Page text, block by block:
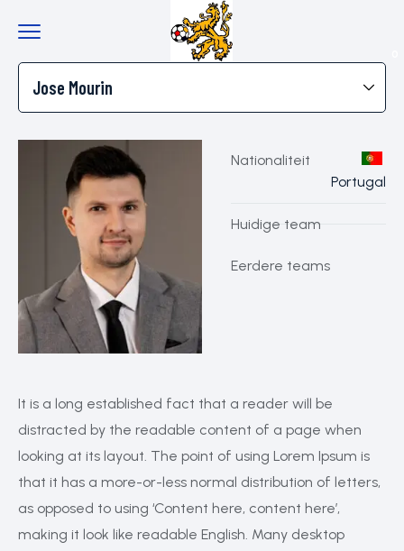
Nationaliteit
Portugal
Huidige team
Eerdere teams
It is a long established fact that a reader will be
distracted by the readable content of a page when
looking at its layout. The point of using Lorem Ipsum is
that it has a more-or-less normal distribution of letters,
as opposed to using ‘Content here, content here’,
making it look like readable English. Many desktop